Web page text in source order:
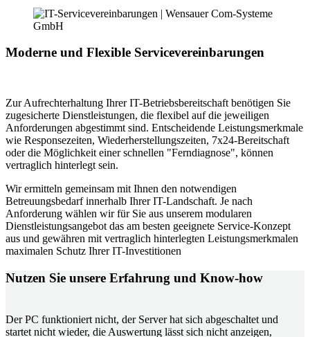
Moderne und Flexible Servicevereinbarungen
Zur Aufrechterhaltung Ihrer IT-Betriebsbereitschaft benötigen Sie
zugesicherte Dienstleistungen, die flexibel auf die jeweiligen
Anforderungen abgestimmt sind. Entscheidende Leistungsmerkmale
wie Responsezeiten, Wiederherstellungszeiten, 7x24-Bereitschaft
oder die Möglichkeit einer schnellen "Ferndiagnose", können
vertraglich hinterlegt sein.
Wir ermitteln gemeinsam mit Ihnen den notwendigen
Betreuungsbedarf innerhalb Ihrer IT-Landschaft. Je nach
Anforderung wählen wir für Sie aus unserem modularen
Dienstleistungsangebot das am besten geeignete Service-Konzept
aus und gewähren mit vertraglich hinterlegten Leistungsmerkmalen
maximalen Schutz Ihrer IT-Investitionen
Nutzen Sie unsere Erfahrung und Know-how
Der PC funktioniert nicht, der Server hat sich abgeschaltet und
startet nicht wieder, die Auswertung lässt sich nicht anzeigen,